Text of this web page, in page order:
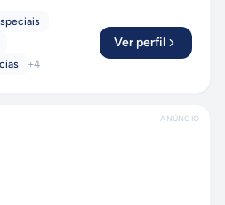
+4
Ver perfil
ANÚNCIO